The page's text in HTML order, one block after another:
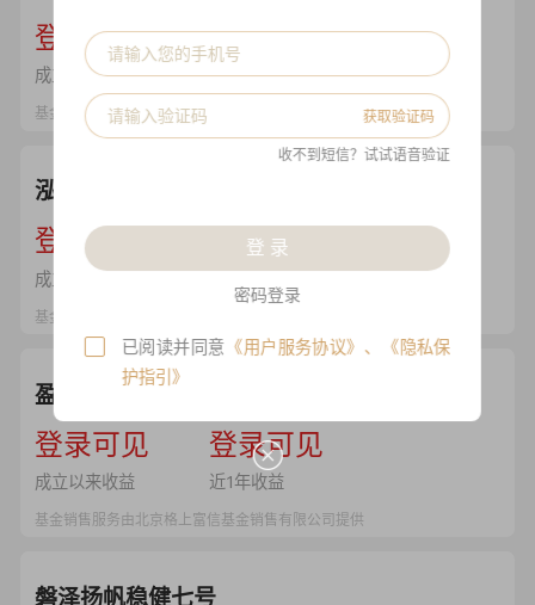
--
登录可见
成立以来收益
--
登录可见
近1年收益
基金销售服务由北京格上富信基金销售有限公司提供
泓湖高腾博喻7期宏观策略
--
登录可见
成立以来收益
登录可见
基金销售服务由北京格上富信基金销售有限公司提供
盈怀香柏树7号C类
--
登录可见
成立以来收益
--
登录可见
近1年收益
基金销售服务由北京格上富信基金销售有限公司提供
磐泽扬帆稳健七号
获取验证码
收不到短信？试试语音验证
登 录
密码登录
已阅读并同意 《用户服务协议》 、
《隐私保
护指引》